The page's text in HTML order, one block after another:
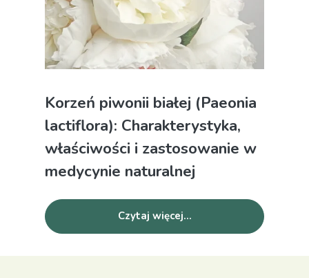
Korzeń piwonii białej (Paeonia
lactiflora): Charakterystyka,
właściwości i zastosowanie w
medycynie naturalnej
Czytaj więcej...